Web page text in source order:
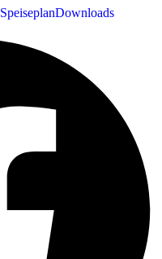
SpeiseplanDownloads